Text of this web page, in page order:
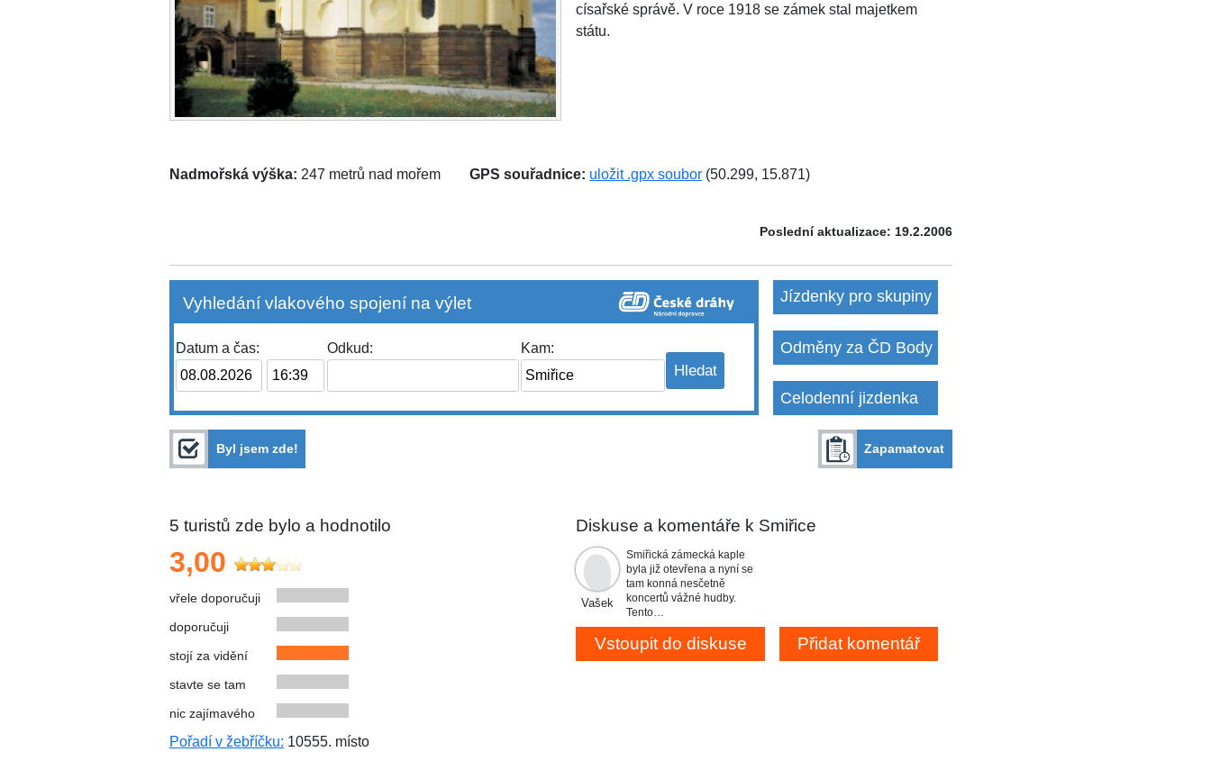
císařské správě. V roce 1918 se zámek stal majetkem
státu.
Nadmořská výška: 247 metrů nad mořem GPS souřadnice: uložit .gpx soubor (50.299, 15.871)
Poslední aktualizace: 19.2.2006
Vyhledání vlakového spojení na výlet
Datum a čas: Odkud: Kam:
Jízdenky pro skupiny
Odměny za ČD Body
Celodenní jizdenka
Byl jsem zde! Zapamatovat
5 turistů zde bylo a hodnotilo
3,00
vřele doporučuji
doporučuji
stojí za vidění
stavte se tam
nic zajímavého
Pořadí v žebříčku: 10555. místo
Diskuse a komentáře k Smiřice
Vašek
Smiřická zámecká kaple
byla již otevřena a nyní se
tam konná nesčetně
koncertů vážné hudby.
Tento…